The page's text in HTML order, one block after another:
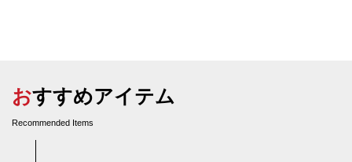
おすすめアイテム
Recommended Items